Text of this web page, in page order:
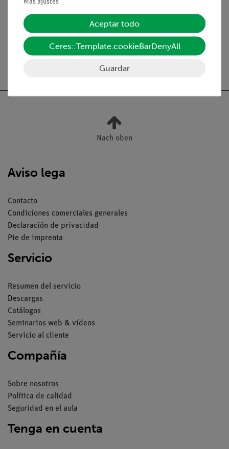
Medios / Descargas
Nach oben
Aviso lega
Contacto
Condiciones comerciales generales
Declaración de privacidad
Pie de imprenta
Servicio
Resumen del servicio
Descargas
Catálogos
Seminarios web & vídeos
Servicio al cliente
Compañía
Sobre nosotros
Política de calidad
Seguridad en el aula
Tenga en cuenta
Aceptar todo
Ceres::Template.cookieBarDenyAll
Guardar